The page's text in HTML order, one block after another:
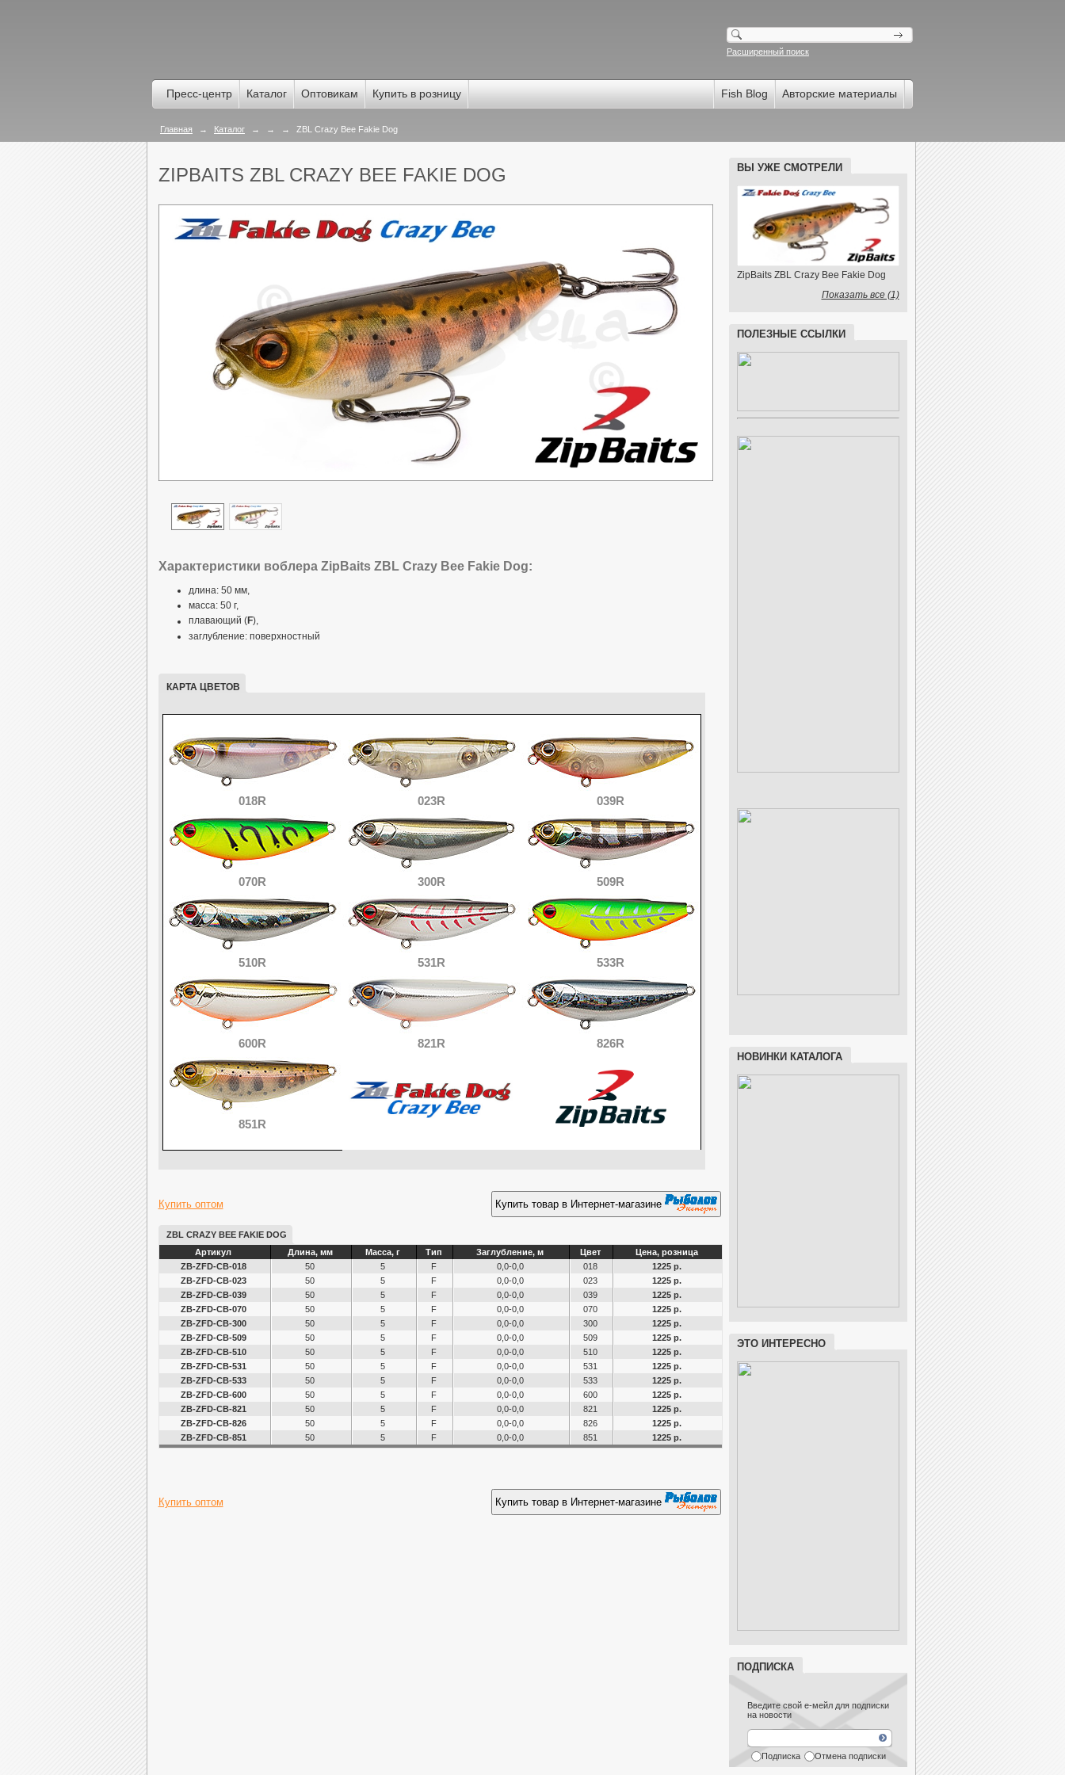
Расширенный поиск
Пресс-центр Каталог Оптовикам Купить в розницу Fish Blog Авторские материалы
Главная → Каталог → → → ZBL Crazy Bee Fakie Dog
ZIPBAITS ZBL CRAZY BEE FAKIE DOG
Характеристики воблера ZipBaits ZBL Crazy Bee Fakie Dog:
длина: 50 мм,
масса: 50 г,
плавающий (F),
заглубление: поверхностный
КАРТА ЦВЕТОВ
018R 023R 039R
070R 300R 509R
510R 531R 533R
600R 821R 826R
851R
Купить оптом Купить товар в Интернет-магазине
ZBL CRAZY BEE FAKIE DOG
Артикул
Длина, мм Масса, г Тип Заглубление, м Цвет
Цена, розница
ZB-ZFD-CB-018
50 5 F 0,0-0,0 018
1225 р.
ZB-ZFD-CB-023
50 5 F 0,0-0,0 023
1225 р.
ZB-ZFD-CB-039
50 5 F 0,0-0,0 039
1225 р.
ZB-ZFD-CB-070
50 5 F 0,0-0,0 070
1225 р.
ZB-ZFD-CB-300
50 5 F 0,0-0,0 300
1225 р.
ZB-ZFD-CB-509
50 5 F 0,0-0,0 509
1225 р.
ZB-ZFD-CB-510
50 5 F 0,0-0,0 510
1225 р.
ZB-ZFD-CB-531
50 5 F 0,0-0,0 531
1225 р.
ZB-ZFD-CB-533
50 5 F 0,0-0,0 533
1225 р.
ZB-ZFD-CB-600
50 5 F 0,0-0,0 600
1225 р.
ZB-ZFD-CB-821
50 5 F 0,0-0,0 821
1225 р.
ZB-ZFD-CB-826
50 5 F 0,0-0,0 826
1225 р.
ZB-ZFD-CB-851
50 5 F 0,0-0,0 851 1225 р.
Купить оптом Купить товар в Интернет-магазине
ВЫ УЖЕ СМОТРЕЛИ
ZipBaits ZBL Crazy Bee Fakie Dog
Показать все (1)
ПОЛЕЗНЫЕ ССЫЛКИ
НОВИНКИ КАТАЛОГА
ЭТО ИНТЕРЕСНО
ПОДПИСКА
Введите свой е-мейл для подписки
на новости
Подписка Отмена подписки